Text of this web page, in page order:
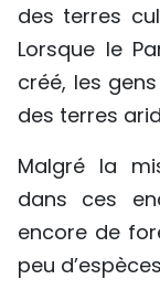
des terres
Lorsque le
créé, les
des terres
Malgré la
dans ces
encore de
peu